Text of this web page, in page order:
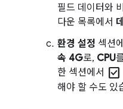
필드 데이터와
다운 목록에서
환경 설정 섹션
속 4G로, CPU
한 섹션에서 check_box
해야 할 수도 있